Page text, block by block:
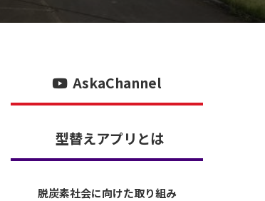
AskaChannel
型替えアプリとは
脱炭素社会に向けた取り組み